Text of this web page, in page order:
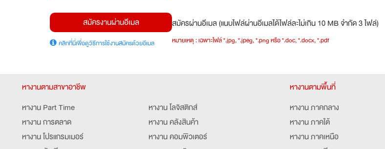
สมัครงานผ่านอีเมล
คลิกที่นี่เพื่อดูวิธีการใช้งานสมัครด้วยอีเมล
สมัครผ่านอีเมล (แนบไฟล์ผ่านอีเมลได้ไฟล์ละไม่เกิน 10 MB จำกัด 3 ไฟล์)
หมายเหตุ : เฉพาะไฟล์ *.jpg, *.jpeg, *.png หรือ *.doc, *.docx, *.pdf
หางานตามสาขาอาชีพ
หางาน Part Time
หางาน การตลาด
หางาน โปรแกรมเมอร์
หางาน โลจิสติกส์
หางาน คลังสินค้า
หางาน คอมพิวเตอร์
หางานตามพื้นที่
หางาน ภาคกลาง
หางาน ภาคใต้
หางาน ภาคเหนือ